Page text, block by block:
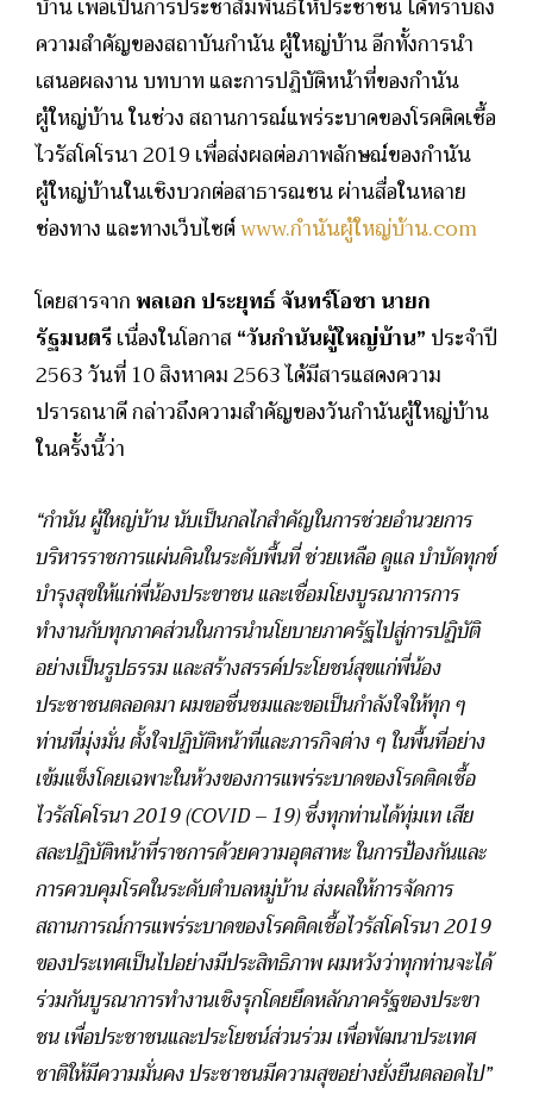
บ้าน เพื่อเป็นการประชาสัมพันธ์ให้ประชาชน ได้ทราบถึง
ความสำคัญของสถาบันกำนัน ผู้ใหญ่บ้าน อีกทั้งการนำ
เสนอผลงาน บทบาท และการปฏิบัติหน้าที่ของกำนัน
ผู้ใหญ่บ้าน ในช่วง สถานการณ์แพร่ระบาดของโรคติดเชื้อ
ไวรัสโคโรนา 2019 เพื่อส่งผลต่อภาพลักษณ์ของกำนัน
ผู้ใหญ่บ้านในเชิงบวกต่อสาธารณชน ผ่านสื่อในหลาย
ช่องทาง และทางเว็บไซต์www.กำนันผู้ใหญ่บ้าน.com
โดยสารจาก พลเอก ประยุทธ์ จันทร์โอชา นายก
รัฐมนตรีเนื่องในโอกาส “วันกำนันผู้ใหญ่บ้าน” ประจำปี
2563 วันที่ 10 สิงหาคม 2563 ได้มีสารแสดงความ
ปรารถนาดี กล่าวถึงความสำคัญของวันกำนันผู้ใหญ่บ้าน
ในครั้งนี้ว่า
“กำนัน ผู้ใหญ่บ้าน นับเป็นกลไกสำคัญในการช่วยอำนวยการ
บริหารราชการแผ่นดินในระดับพื้นที่ ช่วยเหลือ ดูแล บำบัดทุกข์
บำรุงสุขให้แก่พี่น้องประขาชน และเชื่อมโยงบูรณาการการ
ทำงานกับทุกภาคส่วนในการนำนโยบายภาครัฐไปสู่การปฏิบัติ
อย่างเป็นรูปธรรม และสร้างสรรค์ประโยชน์สุขแก่พี่น้อง
ประชาชนตลอดมา ผมขอชื่นชมและขอเป็นกำลังใจให้ทุก ๆ
ท่านที่มุ่งมั่น ตั้งใจปฏิบัติหน้าที่และภารกิจต่าง ๆ ในพื้นที่อย่าง
เข้มแข็งโดยเฉพาะในห้วงของการแพร่ระบาดของโรดติดเชื้อ
ไวรัสโคโรนา 2019 (COVID – 19) ซึ่งทุกท่านได้ทุ่มเท เสีย
สละปฏิบัติหน้าที่ราชการด้วยความอุตสาหะ ในการป้องกันและ
การควบคุมโรคในระดับตำบลหมู่บ้าน ส่งผลให้การจัดการ
สถานการณ์การแพร่ระบาดของโรคติดเชื้อไวรัสโคโรนา 2019
ของประเทศเป็นไปอย่างมีประสิทธิภาพ ผมหวังว่าทุกท่านจะได้
ร่วมกันบูรณาการทำงานเชิงรุกโดยยึดหลักภาครัฐของประขา
ชน เพื่อประชาชนและประโยชน์ส่วนร่วม เพื่อพัฒนาประเทศ
ชาติให้มีความมั่นคง ประชาชนมีความสุขอย่างยั่งยืนตลอดไป”